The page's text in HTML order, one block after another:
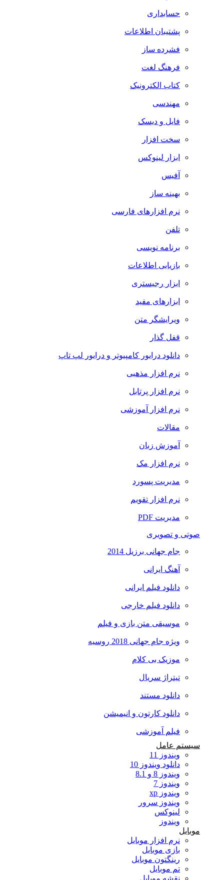
حسابداری
پشتیبان اطلاعات
فشرده ساز
فرهنگ لغت
کتاب الکترونیک
مهندسی
فایل و دیسک
سخت افزار
ابزار لینوکس
آفیس
بهینه ساز
نرم افزارهای فارسی
تلفن
برنامه نویسی
بازیابی اطلاعات
ابزار رجیستری
ابزارهای مفید
ویرایشگر متن
قفل گذار
دانلود درایور کامپیوتر و درایور لپ تاپ
نرم افزار مذهبی
نرم افزار پرتابل
نرم افزار آموزشی
مقالات
آموزش زبان
نرم افزار مک
مدیریت پسورد
نرم افزار تقویم
مدیریت PDF
صوتی و تصویری
جام جهانی برزیل 2014
آهنگ ایرانی
دانلود فیلم ایرانی
دانلود فیلم خارجی
موسیقی متن بازی و فیلم
ویژه جام جهانی 2018 روسیه
موزیک بی کلام
تیتراژ سریال
دانلود مستند
دانلود کارتون و انیمیشن
فیلم آموزشی
سیستم عامل
ویندوز 11
دانلود ویندوز 10
ویندوز 8 و 8.1
ویندوز 7
ویندوز xp
ویندوز سرور
لینوکس
ویندوز
موبایل
نرم افزار موبایل
بازی موبایل
رینگتون موبایل
تم موبایل
نقشه موبایل